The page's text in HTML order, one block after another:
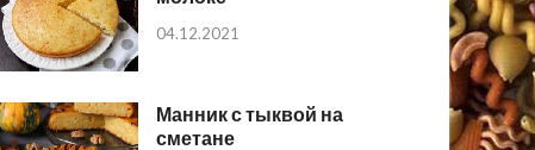
04.12.2021
Манник с тыквой на
сметане